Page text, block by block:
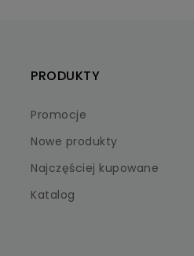
PRODUKTY
Promocje
Nowe produkty
Najczęściej kupowane
Katalog